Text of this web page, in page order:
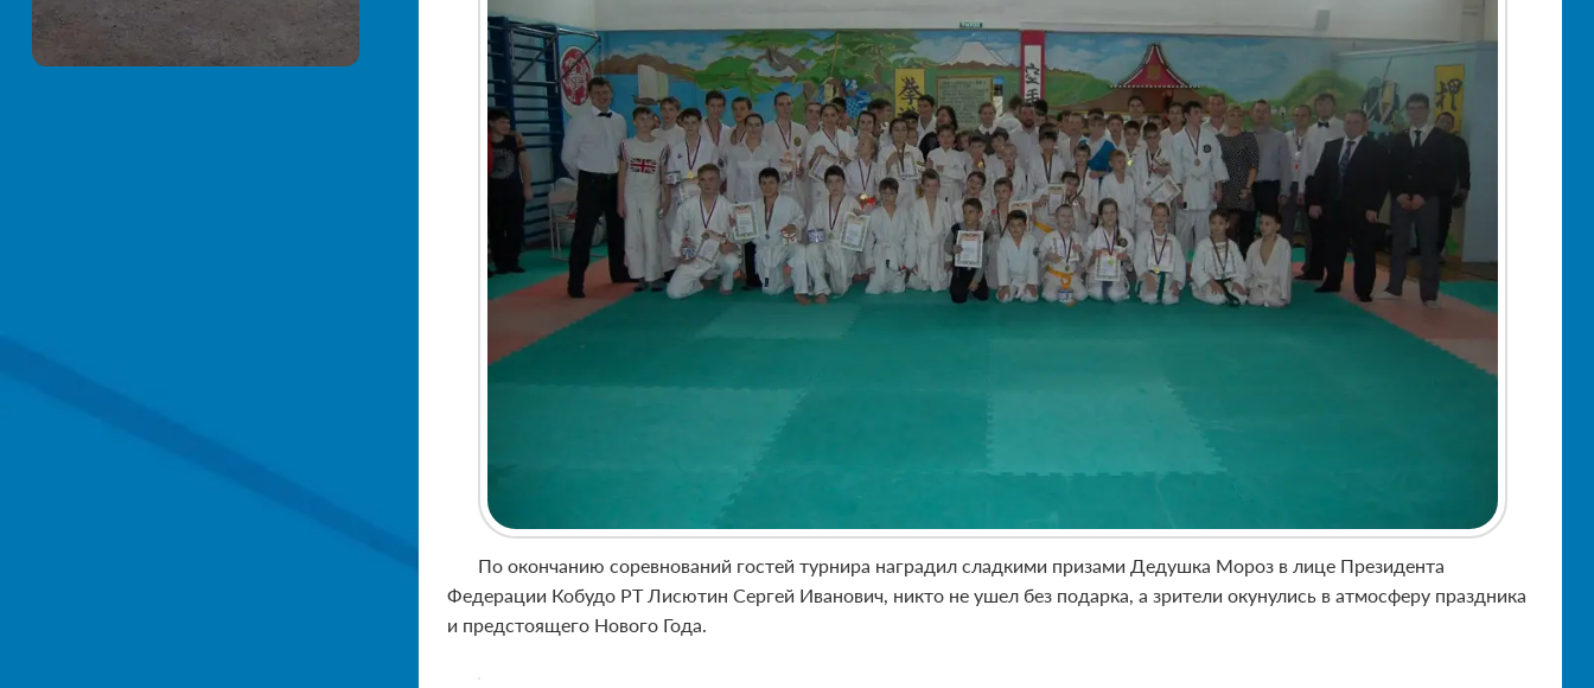
По окончанию соревнований гостей турнира наградил сладкими призами Дедушка Мороз в лице Президента
Федерации Кобудо РТ Лисютин Сергей Иванович, никто не ушел без подарка, а зрители окунулись в атмосферу праздника
и предстоящего Нового Года.